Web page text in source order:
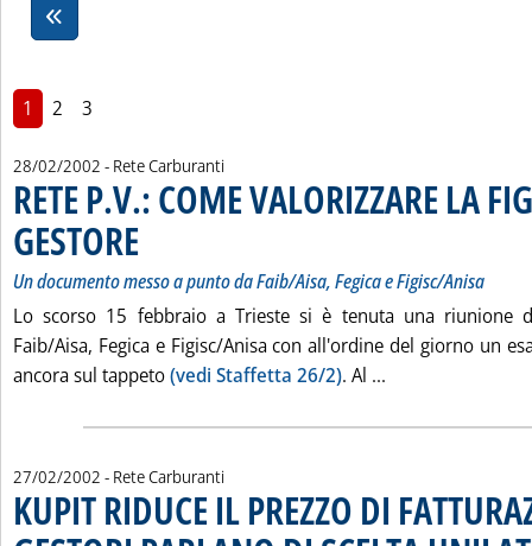
1 2 3
28/02/2002 - Rete Carburanti
RETE P.V.: COME VALORIZZARE LA
GESTORE
Un documento messo a punto da Faib/Aisa, Fegica e Figisc/Anisa
Lo scorso 15 febbraio a Trieste si è tenuta una riunione
Faib/Aisa, Fegica e Figisc/Anisa con all'ordine del giorno un
ancora sul tappeto(vedi Staffetta 26/2). Al ...
27/02/2002 - Rete Carburanti
KUPIT RIDUCE IL PREZZO DI